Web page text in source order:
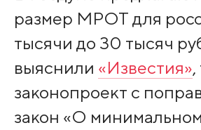
размер МРОТ для
тысячи до 30 тысяч
выяснили «Известия»
законопроект с
закон «О